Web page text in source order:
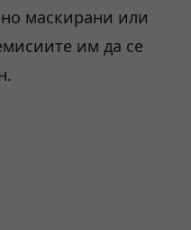
маскирани или
им да се